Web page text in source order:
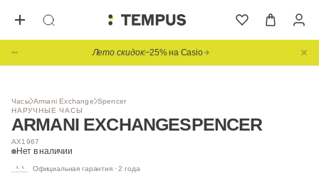
Лето скидок−25% на Casio
Часы Armani Exchange Spencer
НАРУЧНЫЕ ЧАСЫ
ARMANI EXCHANGESPENCER
AX1967
Нет в наличии
Официальная гарантия · 2 года
1/ 4